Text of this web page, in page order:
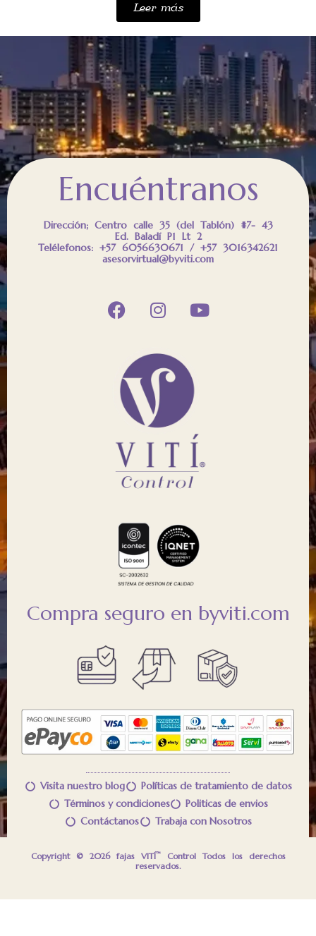
Leer más
Encuéntranos
Dirección; Centro calle 35 (del Tablón) #7- 43
Ed. Baladí P1 Lt 2
Telélefonos: +57 6056630671 / +57 3016342621
asesorvirtual@byviti.com
Compra seguro en byviti.com
Visita nuestro blog
Políticas de tratamiento de datos
Términos y condiciones
Politicas de envios
Contáctanos
Trabaja con Nosotros
Copyright © 2026 fajas VITÍ™Control Todos los derechos
reservados.